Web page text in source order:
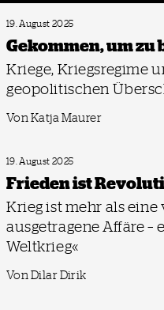
19. August 2025
Gekommen, um zu
Kriege, Kriegsregime
geopolitischen
Von Katja Maurer
19. August 2025
Frieden ist
Krieg ist mehr als
ausgetragene Affäre –
Weltkrieg«
Von Dilar Dirik